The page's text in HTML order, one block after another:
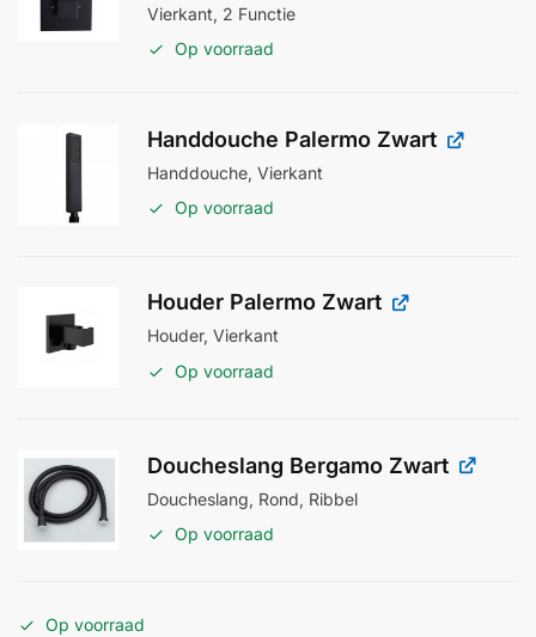
Vierkant, 2 Functie
Op voorraad
Handdouche Palermo Zwart
Handdouche, Vierkant
Op voorraad
Houder Palermo Zwart
Houder, Vierkant
Op voorraad
Doucheslang Bergamo Zwart
Doucheslang, Rond, Ribbel
Op voorraad
Op voorraad